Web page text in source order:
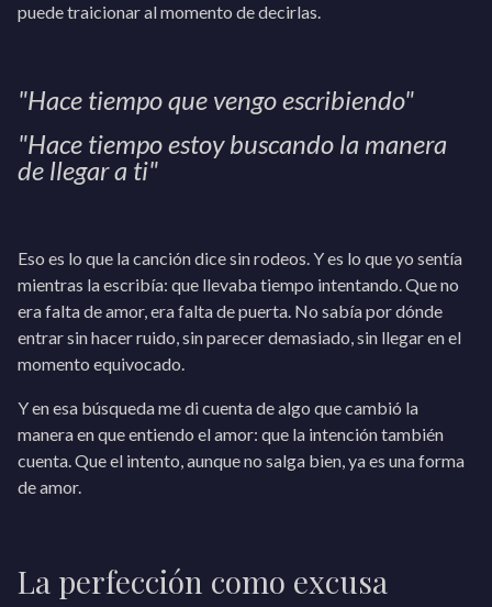
puede traicionar al momento de decirlas.
"Hace tiempo que vengo escribiendo"
"Hace tiempo estoy buscando la manera
de llegar a ti"
Eso es lo que la canción dice sin rodeos. Y es lo que yo sentía
mientras la escribía: que llevaba tiempo intentando. Que no
era falta de amor, era falta de puerta. No sabía por dónde
entrar sin hacer ruido, sin parecer demasiado, sin llegar en el
momento equivocado.
Y en esa búsqueda me di cuenta de algo que cambió la
manera en que entiendo el amor: que la intención también
cuenta. Que el intento, aunque no salga bien, ya es una forma
de amor.
La perfección como excusa